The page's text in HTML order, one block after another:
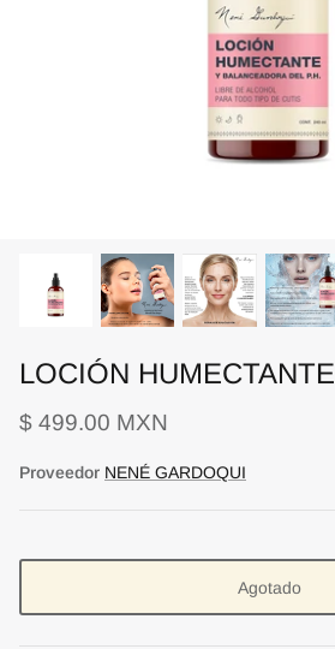
LOCIÓN HUMECTANTE
$ 499.00 MXN
Proveedor NENÉ GARDOQUI
Agotado